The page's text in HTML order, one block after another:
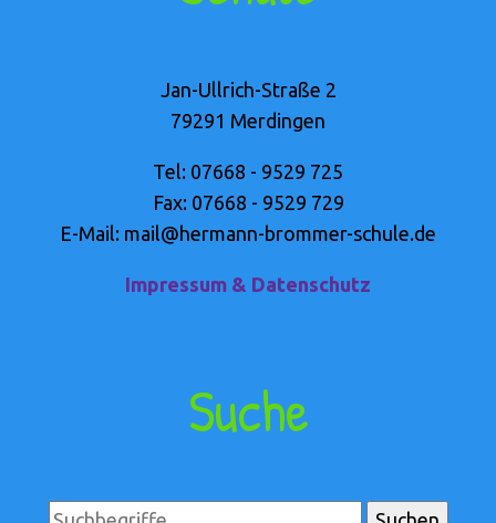
Jan-Ullrich-Straße 2
79291 Merdingen
Tel: 07668 - 9529 725
Fax: 07668 - 9529 729
E-Mail: mail@hermann-brommer-schule.de
Impressum & Datenschutz
Suche